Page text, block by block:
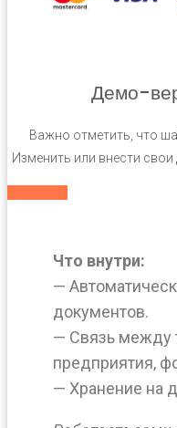
Демо-
Важно отметить, что
Изменить или внести
Что внутри:
—
документов.
— Связь между
предприятия,
— Хранение на